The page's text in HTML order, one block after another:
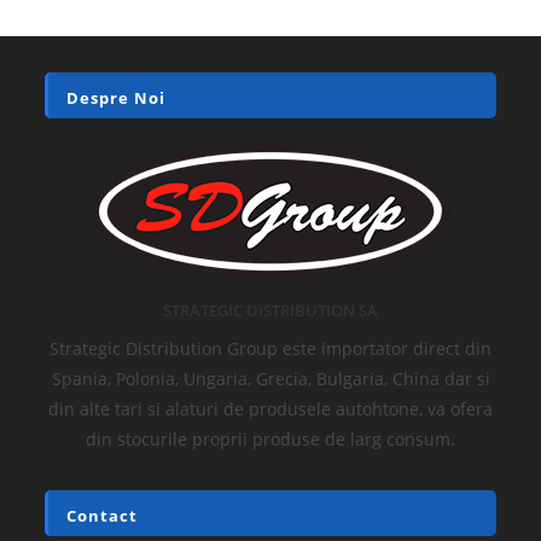
Despre Noi
Strategic Distribution Group este importator direct din
Spania, Polonia, Ungaria, Grecia, Bulgaria, China dar si
din alte tari si alaturi de produsele autohtone, va ofera
din stocurile proprii produse de larg consum.
Contact